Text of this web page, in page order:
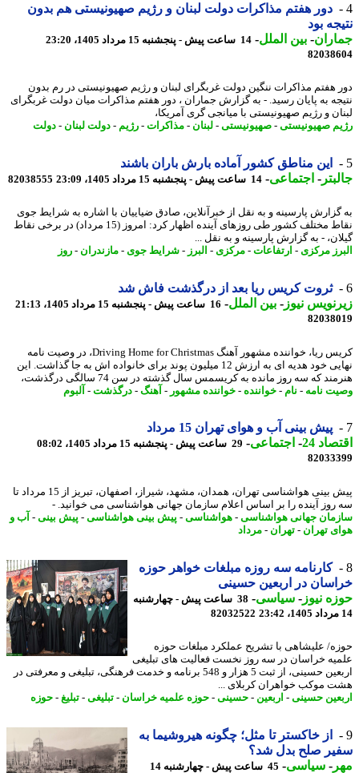
دور هفتم مذاکرات دولت لبنان و رژیم صهیونیستی هم بدون
بود
- بین الملل-14 ساعت پیش - پنجشنبه 15 مرداد 1405، 23:20
هفتم مذاکرات ننگین دولت غربگرای لبنان و رژیم صهیونیستی در رم بدون
به پایان رسید. - به گزارش جماران ، دور هفتم مذاکرات میان دولت غربگرای
و رژیم صهیونیستی با میانجی گری آمریکا،
صهیونیستی-صهیونیستی-لبنان-مذاکرات- رژیم- دولت لبنان-دولت
این مناطق کشور آماده بارش باران باشند
-اجتماعی-14 ساعت پیش - پنجشنبه 15 مرداد 1405، 23:09 82038555
پارسینه و به نقل از خبرآنلاین، صادق ضیاییان با اشاره به شرایط جوی
نقاط مختلف کشور طی روزهای آینده اظهار کرد: امروز (15 مرداد) در برخی نقاط
- به گزارش پارسینه و به نقل ...
مرکزی - ارتفاعات-مرکزی - البرز -شرایط جوی-مازندران- روز
ثروت کریس ریا بعد از درگذشت فاش شد
نیوز-بین الملل-16 ساعت پیش - پنجشنبه 15 مرداد 1405، 21:13
کریس ریا، خواننده مشهور آهنگ Driving Home for Christmas، در وصیت نامه
نهایی خود هدیه ای به ارزش 12 میلیون پوند برای خانواده اش به جا گذاشت. این
که سه روز مانده به کریسمس سال گذشته در سن 74 سالگی درگذشت،
نامه -نام -خواننده -خواننده مشهور-آهنگ -درگذشت-آلبوم
پیش بینی آب و هوای تهران 15 مرداد
24
-اجتماعی-29 ساعت پیش - پنجشنبه 15 مرداد 1405، 08:02
پیش بینی هواشناسی تهران، همدان، مشهد، شیراز، اصفهان، تبریز از 15 مرداد تا
آینده را بر اساس اعلام سازمان جهانی هواشناسی می خوانید. -
جهانی هواشناسی-هواشناسی-پیش بینی هواشناسی-پیش بینی -آب و
تهران- تهران- مرداد
کارنامه سه روزه مبلغات خواهر حوزه
در اربعین حسینی
نیوز-سیاسی-
38 ساعت پیش - چهارشنبه
82032522
علیشاهی با تشریح عملکرد مبلغات حوزه
خراسان در سه روز نخست فعالیت های تبلیغی
اربعین حسینی، از ثبت 5 هزار و 548 برنامه و خدمت فرهنگی، تبلیغی و معرفتی در
موکب خواهران کربلای ...
حسینی-اربعین -حسینی-حوزه علمیه خراسان-تبلیغی-تبلیغ -حوزه
از خاکستر تا مثل؛ چگونه هیروشیما به
صلح بدل شد؟
-سیاسی-
45 ساعت پیش - چهارشنبه 14